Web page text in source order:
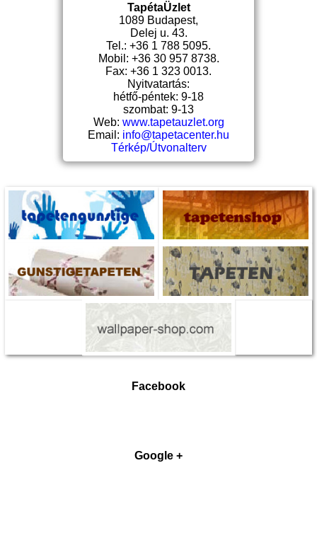
TapétaÜzlet
1089 Budapest,
Delej u. 43.
Tel.: +36 1 788 5095.
Mobil: +36 30 957 8738.
Fax: +36 1 323 0013.
Nyitvatartás:
hétfő-péntek: 9-18
szombat: 9-13
Web: www.tapetauzlet.org
Email: info@tapetacenter.hu
Térkép/Útvonalterv
Facebook
Google +